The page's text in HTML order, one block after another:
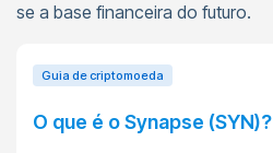
se a base financeira do futuro.
Guia de criptomoeda
O que é o Synapse (SYN)?